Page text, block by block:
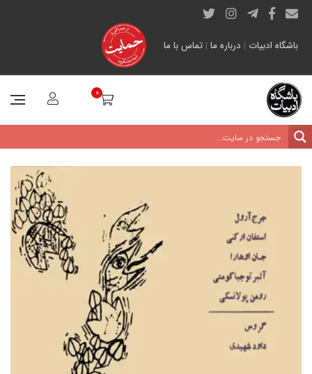
باشگاه ادبیات | درباره ما | تماس با ما
0